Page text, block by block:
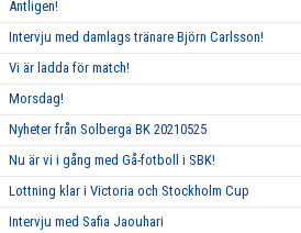
Äntligen!
Intervju med damlags tränare Björn Carlsson!
Vi är ladda för match!
Morsdag!
Nyheter från Solberga BK 20210525
Nu är vi i gång med Gå-fotboll i SBK!
Lottning klar i Victoria och Stockholm Cup
Intervju med Safia Jaouhari